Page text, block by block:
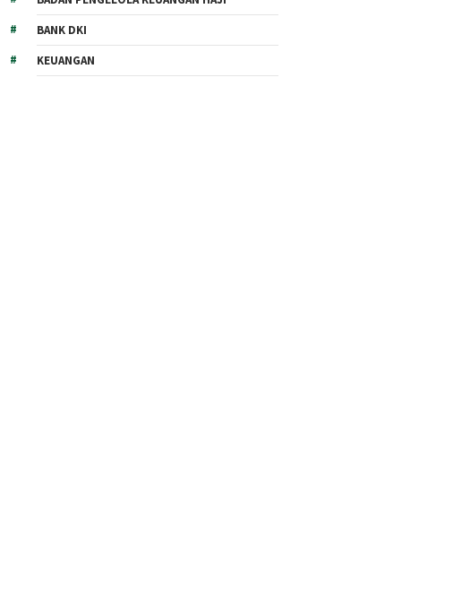
BANK DKI
KEUANGAN